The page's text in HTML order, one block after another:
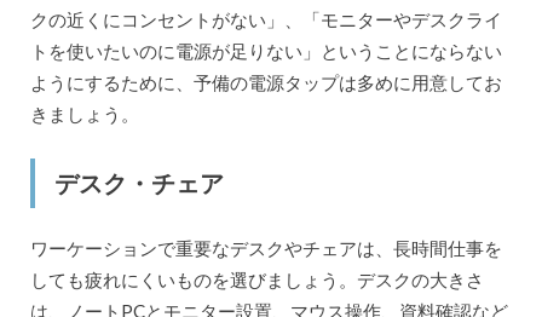
クの近くにコンセントがない」、「モニターやデスクライ
トを使いたいのに電源が足りない」ということにならない
ようにするために、予備の電源タップは多めに用意してお
きましょう。
デスク・チェア
ワーケーションで重要なデスクやチェアは、長時間仕事を
しても疲れにくいものを選びましょう。デスクの大きさ
は、ノートPCとモニター設置、マウス操作、資料確認など